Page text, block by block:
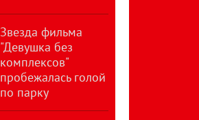
Звезда фильма
"Девушка без
комплексов"
пробежалась голой
по парку